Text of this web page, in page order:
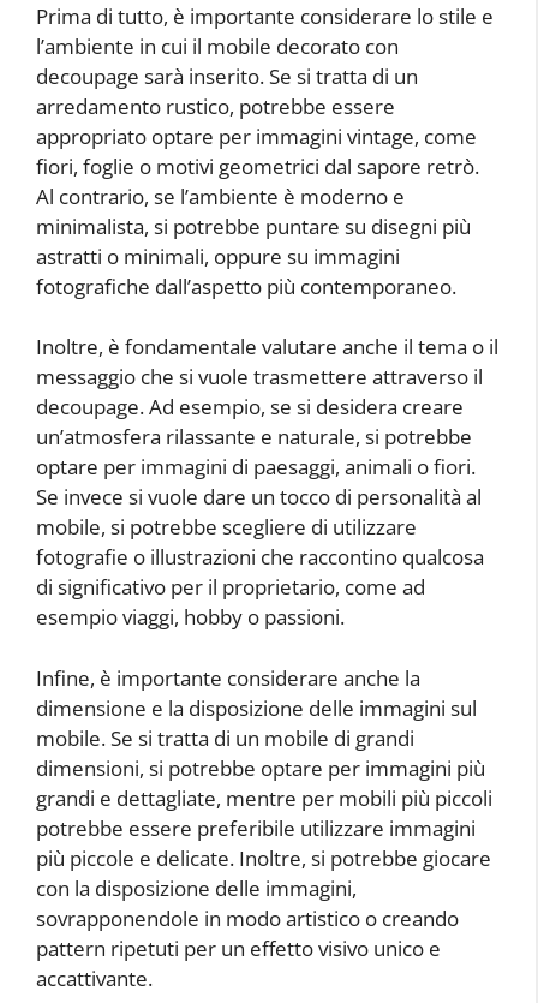
Prima di tutto, è importante considerare lo stile e
l’ambiente in cui il mobile decorato con
decoupage sarà inserito. Se si tratta di un
arredamento rustico, potrebbe essere
appropriato optare per immagini vintage, come
fiori, foglie o motivi geometrici dal sapore retrò.
Al contrario, se l’ambiente è moderno e
minimalista, si potrebbe puntare su disegni più
astratti o minimali, oppure su immagini
fotografiche dall’aspetto più contemporaneo.
Inoltre, è fondamentale valutare anche il tema o il
messaggio che si vuole trasmettere attraverso il
decoupage. Ad esempio, se si desidera creare
un’atmosfera rilassante e naturale, si potrebbe
optare per immagini di paesaggi, animali o fiori.
Se invece si vuole dare un tocco di personalità al
mobile, si potrebbe scegliere di utilizzare
fotografie o illustrazioni che raccontino qualcosa
di significativo per il proprietario, come ad
esempio viaggi, hobby o passioni.
Infine, è importante considerare anche la
dimensione e la disposizione delle immagini sul
mobile. Se si tratta di un mobile di grandi
dimensioni, si potrebbe optare per immagini più
grandi e dettagliate, mentre per mobili più piccoli
potrebbe essere preferibile utilizzare immagini
più piccole e delicate. Inoltre, si potrebbe giocare
con la disposizione delle immagini,
sovrapponendole in modo artistico o creando
pattern ripetuti per un effetto visivo unico e
accattivante.